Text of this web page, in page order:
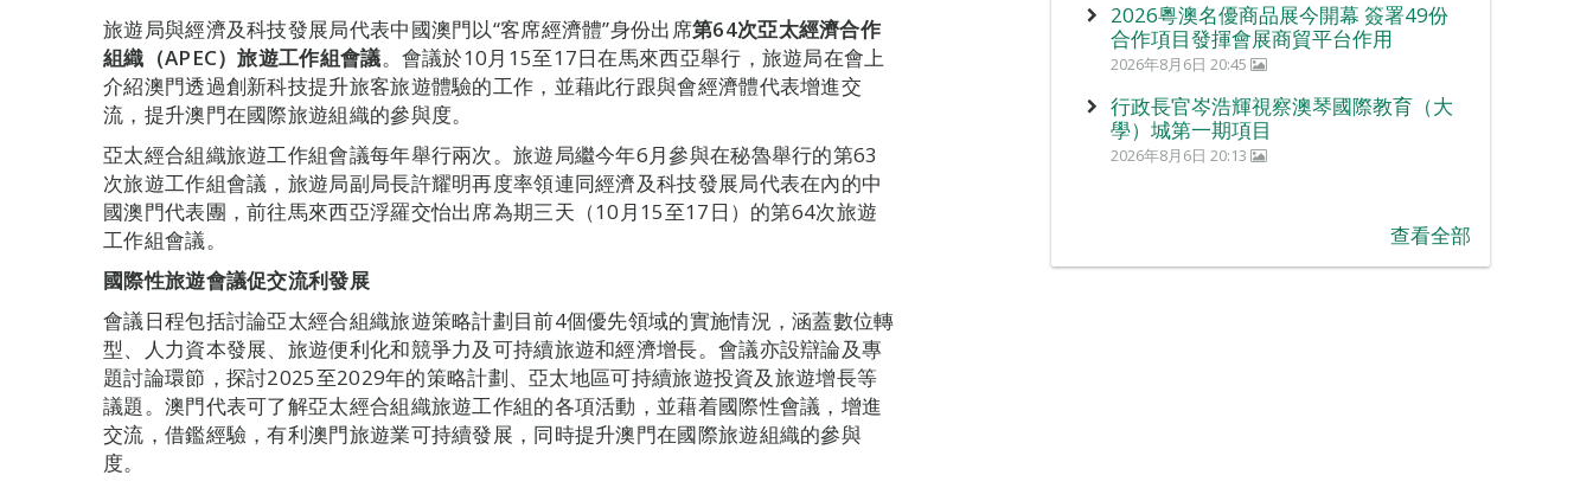
旅遊局與經濟及科技發展局代表中國澳門以“客席經濟體”身份出席第64次亞太經濟合作
組織（APEC）旅遊工作組會議。會議於10月15至17日在馬來西亞舉行，旅遊局在會上
介紹澳門透過創新科技提升旅客旅遊體驗的工作，並藉此行跟與會經濟體代表增進交
流，提升澳門在國際旅遊組織的參與度。
亞太經合組織旅遊工作組會議每年舉行兩次。旅遊局繼今年6月參與在秘魯舉行的第63
次旅遊工作組會議，旅遊局副局長許耀明再度率領連同經濟及科技發展局代表在內的中
國澳門代表團，前往馬來西亞浮羅交怡出席為期三天（10月15至17日）的第64次旅遊
工作組會議。
國際性旅遊會議促交流利發展
會議日程包括討論亞太經合組織旅遊策略計劃目前4個優先領域的實施情況，涵蓋數位轉
型、人力資本發展、旅遊便利化和競爭力及可持續旅遊和經濟增長。會議亦設辯論及專
題討論環節，探討2025至2029年的策略計劃、亞太地區可持續旅遊投資及旅遊增長等
議題。澳門代表可了解亞太經合組織旅遊工作組的各項活動，並藉着國際性會議，增進
交流，借鑑經驗，有利澳門旅遊業可持續發展，同時提升澳門在國際旅遊組織的參與
度。
2026粵澳名優商品展今開幕 簽署49份
合作項目發揮會展商貿平台作用
2026年8月6日 20:45
行政長官岑浩輝視察澳琴國際教育（大
學）城第一期項目
2026年8月6日 20:13
查看全部